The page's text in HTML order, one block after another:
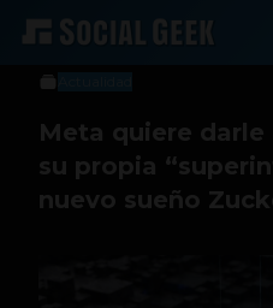
Social Geek
29 de octubre de
Meta quiere darle
su propia
nuevo sueño